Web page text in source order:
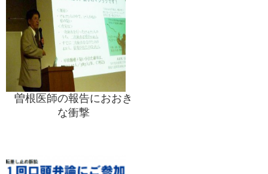
曽根医師の報告におおき
な衝撃